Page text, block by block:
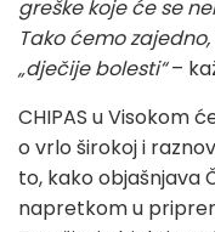
greške koje će se
Tako ćemo
„dječije bolesti“–
CHIPAS u Visokom
o vrlo širokoj i
to, kako objašnjava
napretkom u